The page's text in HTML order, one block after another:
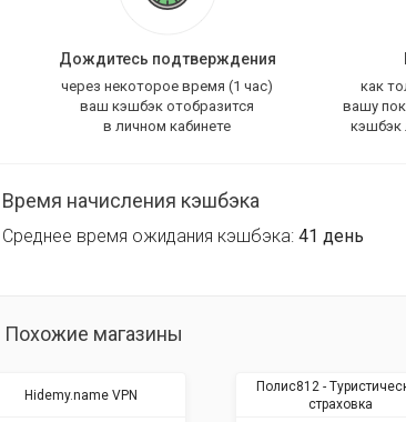
Дождитесь подтверждения
через некоторое время (1 час)
ваш кэшбэк отобразится
в личном кабинете
как
вашу
Время начисления кэшбэка
Среднее время ожидания кэшбэка: 41 день
Похожие магазины
Hidemy.name VPN
Полис812 -
страховка